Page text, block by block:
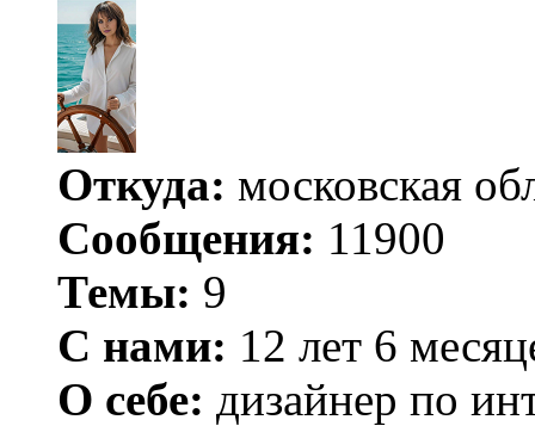
Откуда: московская
Сообщения: 11900
Темы: 9
С нами: 12 лет 6
О себе: дизайнер по